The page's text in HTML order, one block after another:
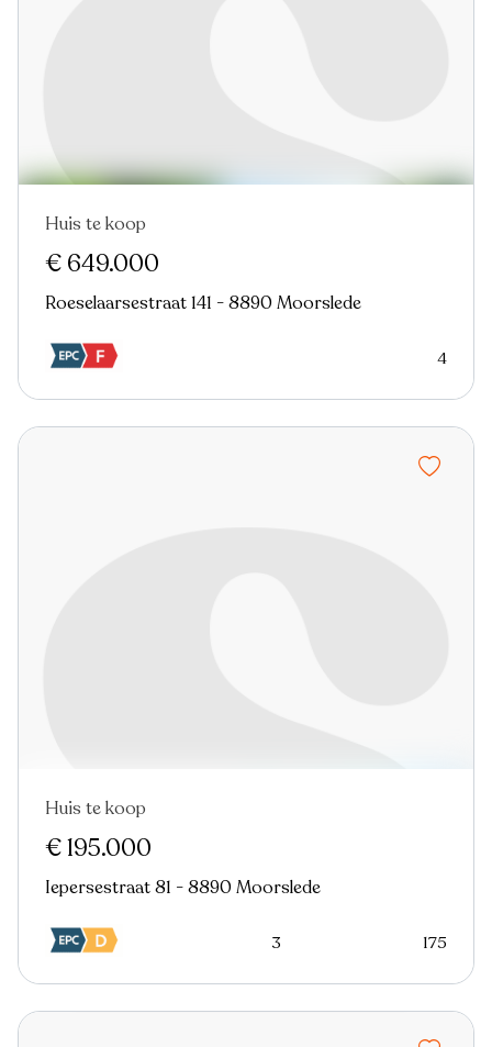
Huis te koop
€ 649.000
Roeselaarsestraat 141 - 8890 Moorslede
4
Huis te koop
€ 195.000
Iepersestraat 81 - 8890 Moorslede
3 175